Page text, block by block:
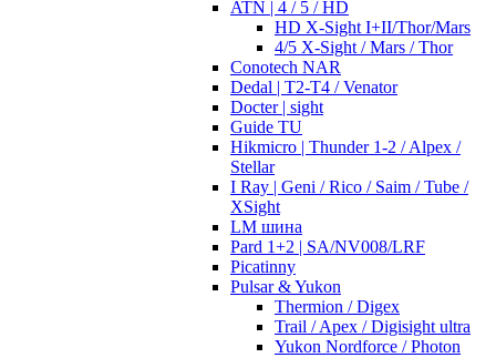
ATN | 4 / 5 / HD
HD X-Sight I+II/Thor/Mars
4/5 X-Sight / Mars / Thor
Conotech NAR
Dedal | T2-T4 / Venator
Docter | sight
Guide TU
Hikmicro | Thunder 1-2 / Alpex /
Stellar
I Ray | Geni / Rico / Saim / Tube /
XSight
LM шина
Pard 1+2 | SA/NV008/LRF
Picatinny
Pulsar & Yukon
Thermion / Digex
Trail / Apex / Digisight ultra
Yukon Nordforce / Photon